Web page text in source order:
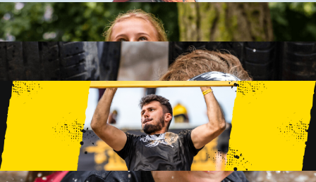
FAMILY
15 PRZESZKÓD
2 KM+
KIDS
15 PRZESZKÓD
1 KM+
TRENINGI
WYDARZENIA
RUNMAGEDDON LUBLIN ZALEW ZEMBORZYCKI
22/23.08.2026
RUNMAGEDDON ERGO ARENA GDAŃSK/SOPOT
12/13.09.2026